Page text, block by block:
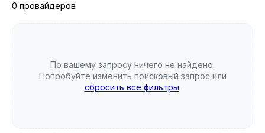
0 провайдеров
По вашему запросу ничего не найдено.
Попробуйте изменить поисковый запрос или
сбросить все фильтры.